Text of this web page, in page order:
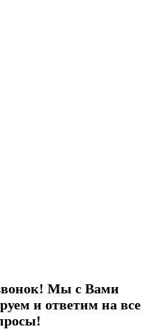
Мы с Вами
и ответим на все